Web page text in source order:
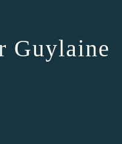
Guylaine